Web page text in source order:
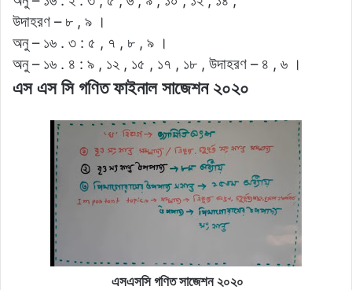
উদাহরণ – ৮ , ৯ ।
অনু – ১৬ . ৩ : ৫ , ৭ , ৮ , ৯ ।
অনু – ১৬ . ৪ : ৯ , ১২ , ১৫ , ১৭ , ১৮ , উদাহরণ – ৪ , ৬ ।
এস এস সি গণিত ফাইনাল সাজেশন ২০২০
এসএসসি গণিত সাজেশন ২০২০